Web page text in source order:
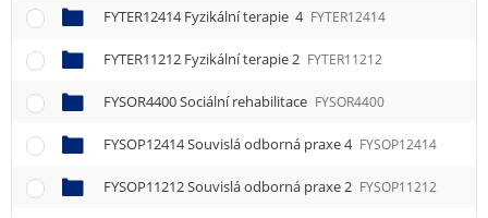
FYTER12414 Fyzikální terapie 4 FYTER12414
FYTER11212 Fyzikální terapie 2 FYTER11212
FYSOR4400 Sociální rehabilitace FYSOR4400
FYSOP12414 Souvislá odborná praxe 4 FYSOP12414
FYSOP11212 Souvislá odborná praxe 2 FYSOP11212